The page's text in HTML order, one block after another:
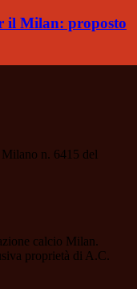
il Milan: proposto
n. 6415 del
calcio Milan.
proprietà di A.C.